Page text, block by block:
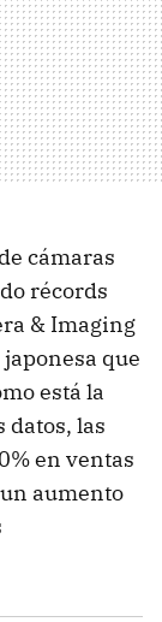
cámaras
récords
& Imaging
que
está la
datos, las
en ventas
aumento